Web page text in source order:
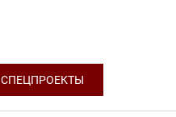
СПЕЦПРОЕКТЫ